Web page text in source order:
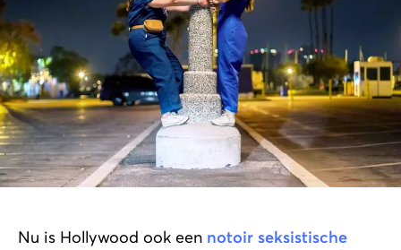
Nu is Hollywood ook een notoir seksistische